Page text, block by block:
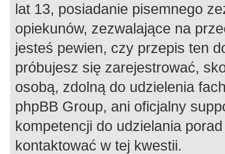
lat 13, posiadanie pisemnego
opiekunów, zezwalające na
jesteś pewien, czy przepis ten
próbujesz się zarejestrować,
osobą, zdolną do udzielenia
phpBB Group, ani oficjalny
kompetencji do udzielania
kontaktować w tej kwestii.